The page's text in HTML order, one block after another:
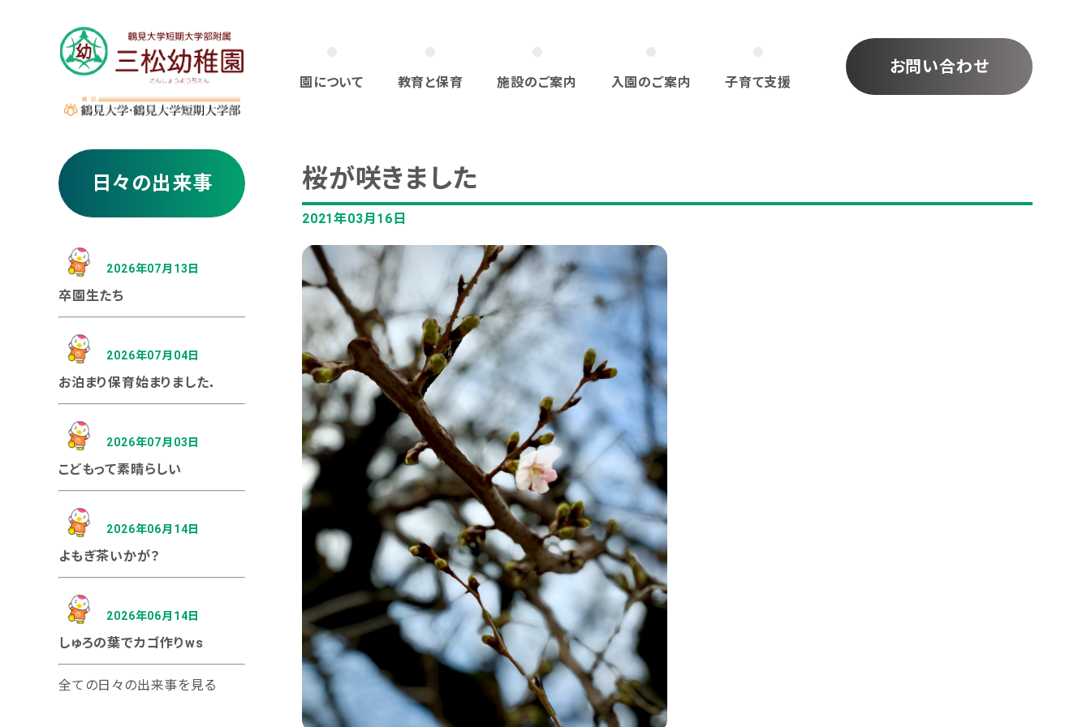
園について 教育と保育 施設のご案内 入園のご案内 子育て支援
お問い合わせ
桜が咲きました
2021年03月16日
日々の出来事
2026年07月13日
卒園生たち
2026年07月04日
お泊まり保育始まりました．
2026年07月03日
こどもって素晴らしい
2026年06月14日
よもぎ茶いかが？
2026年06月14日
しゅろの葉でカゴ作りws
全ての日々の出来事を見る